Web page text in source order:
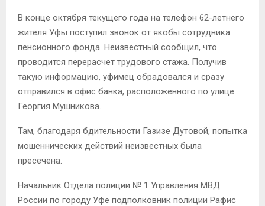
В конце октября текущего года на телефон 62-летнего
жителя Уфы поступил звонок от якобы сотрудника
пенсионного фонда. Неизвестный сообщил, что
проводится перерасчет трудового стажа. Получив
такую информацию, уфимец обрадовался и сразу
отправился в офис банка, расположенного по улице
Георгия Мушникова.
Там, благодаря бдительности Газизе Дутовой, попытка
мошеннических действий неизвестных была
пресечена.
Начальник Отдела полиции № 1 Управления МВД
России по городу Уфе подполковник полиции Рафис